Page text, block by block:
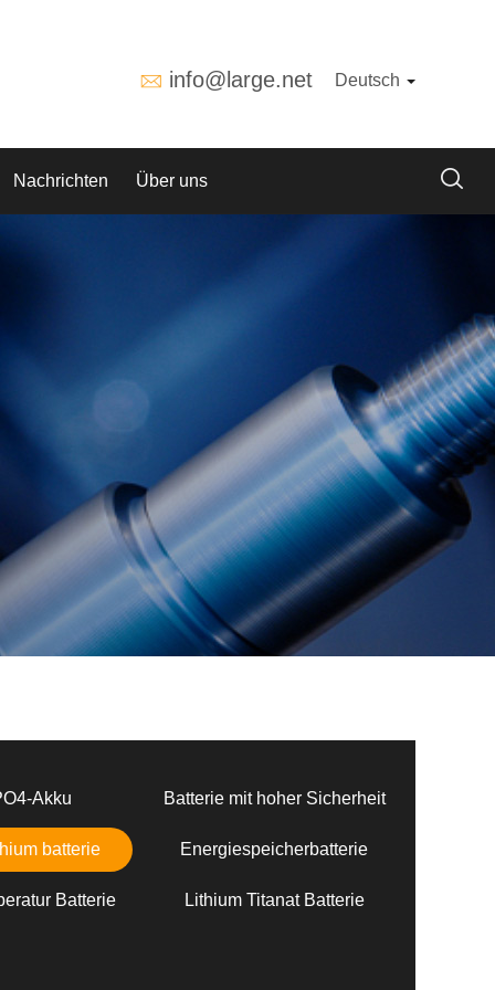
info@large.net Deutsch
Nachrichten Über uns
Akku Batterie mit hoher Sicherheit
batterie Energiespeicherbatterie
Batterie Lithium Titanat Batterie